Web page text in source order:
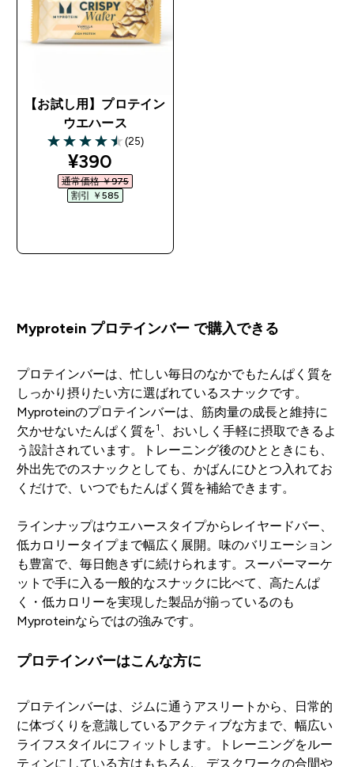
【お試し用】プロテイン
ウエハース
4.52 out of 5 stars
(25)
discounted price
¥390‎
通常価格 ￥975‎
割引 ￥585‎
Myprotein プロテインバー で購入できる
プロテインバーは、忙しい毎日のなかでもたんぱく質を
しっかり摂りたい方に選ばれているスナックです。
Myproteinのプロテインバーは、筋肉量の成長と維持に
欠かせないたんぱく質を1 、おいしく手軽に摂取できるよ
う設計されています。トレーニング後のひとときにも、
外出先でのスナックとしても、かばんにひとつ入れてお
くだけで、いつでもたんぱく質を補給できます。
ラインナップはウエハースタイプからレイヤードバー、
低カロリータイプまで幅広く展開。味のバリエーション
も豊富で、毎日飽きずに続けられます。スーパーマーケ
ットで手に入る一般的なスナックに比べて、高たんぱ
く・低カロリーを実現した製品が揃っているのも
Myproteinならではの強みです。
プロテインバーはこんな方に
プロテインバーは、ジムに通うアスリートから、日常的
に体づくりを意識しているアクティブな方まで、幅広い
ライフスタイルにフィットします。トレーニングをルー
ティンにしている方はもちろん、デスクワークの合間や